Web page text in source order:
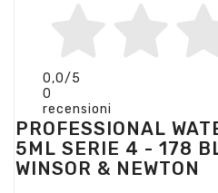
0,0/5
0
recensioni
PROFESSIONAL
5ML SERIE 4 - 178
WINSOR & NEWTON